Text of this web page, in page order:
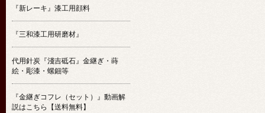
『新レーキ』漆工用顔料
『三和漆工用研磨材』
代用針炭『淺吉砥石』金継ぎ・蒔
絵・彫漆・螺鈿等
『金継ぎコフレ（セット）』動画解
説はこちら【送料無料】